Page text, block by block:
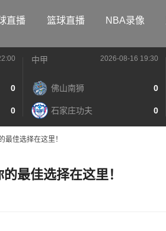
直播 篮球直播 NBA录像
0
0
中甲 2026-08-16 19:30
佛山南狮 0
石家庄功夫 0
佳选择在这里！
最佳选择在这里！